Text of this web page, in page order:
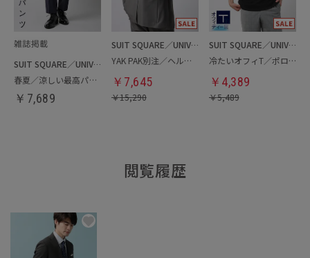
SUIT SQUARE／UNIVERSAL LANGUAGE
春夏／涼しい最高パンツ
￥ 7,689
SUIT SQUARE／UNIVERSAL LANGUAGE
YAK PAK別注／ヘルメットバッグ
￥ 7,645
￥15,290
SUIT SQUARE／UNIVERSAL LANGUAGE
冷たいオフィT／ポロシャツ
￥ 4,389
￥5,489
閲覧履歴